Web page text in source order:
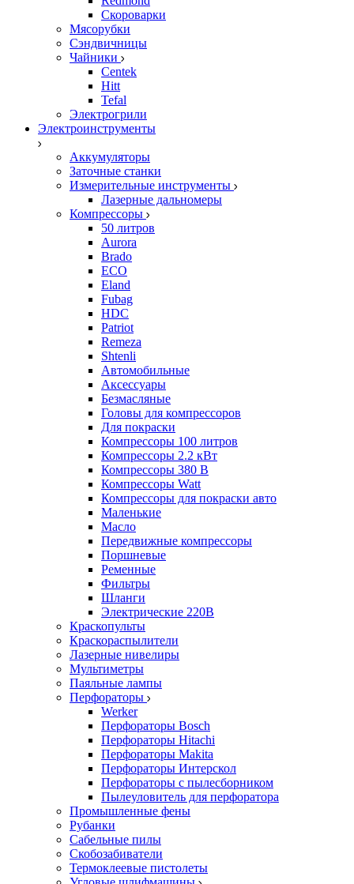
Скороварки
Мясорубки
Сэндвичницы
Чайники
Centek
Hitt
Tefal
Электрогрили
Электроинструменты
Аккумуляторы
Заточные станки
Измерительные инструменты
Лазерные дальномеры
Компрессоры
50 литров
Aurora
Brado
ECO
Eland
Fubag
HDC
Patriot
Remeza
Shtenli
Автомобильные
Аксессуары
Безмасляные
Головы для компрессоров
Для покраски
Компрессоры 100 литров
Компрессоры 2.2 кВт
Компрессоры 380 В
Компрессоры Watt
Компрессоры для покраски авто
Маленькие
Масло
Передвижные компрессоры
Поршневые
Ременные
Фильтры
Шланги
Электрические 220В
Краскопульты
Краскораспылители
Лазерные нивелиры
Мультиметры
Паяльные лампы
Перфораторы
Werker
Перфораторы Bosch
Перфораторы Hitachi
Перфораторы Makita
Перфораторы Интерскол
Перфораторы с пылесборником
Пылеуловитель для перфоратора
Промышленные фены
Рубанки
Сабельные пилы
Скобозабиватели
Термоклеевые пистолеты